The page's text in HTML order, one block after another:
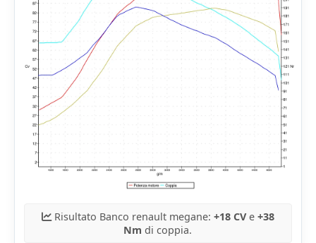
Risultato Banco renault megane: +18 CVe +38
Nm di coppia.